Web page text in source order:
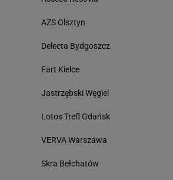
AZS Olsztyn
Delecta Bydgoszcz
Fart Kielce
Jastrzębski Węgiel
Lotos Trefl Gdańsk
VERVA Warszawa
Skra Bełchatów